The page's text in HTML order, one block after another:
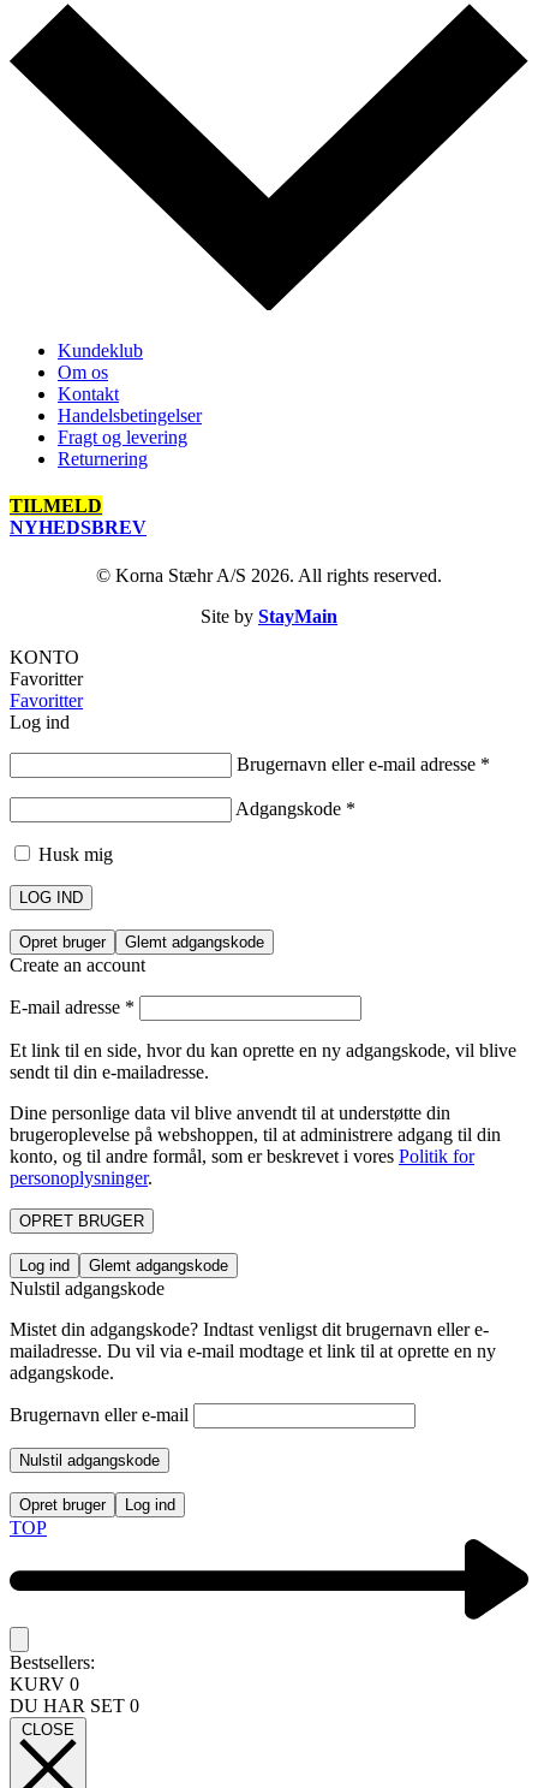
Kundeklub
Om os
Kontakt
Handelsbetingelser
Fragt og levering
Returnering
TILMELD
NYHEDSBREV
© Korna Stæhr A/S 2026. All rights reserved.
Site by StayMain
KONTO
Favoritter
Favoritter
Log ind
Brugernavn eller e-mail adresse *
Adgangskode *
Husk mig
LOG IND
Opret bruger Glemt adgangskode
Create an account
E-mail adresse *
Et link til en side, hvor du kan oprette en ny adgangskode, vil blive
sendt til din e-mailadresse.
Dine personlige data vil blive anvendt til at understøtte din
brugeroplevelse på webshoppen, til at administrere adgang til din
konto, og til andre formål, som er beskrevet i vores Politik for
personoplysninger.
OPRET BRUGER
Log ind Glemt adgangskode
Nulstil adgangskode
Mistet din adgangskode? Indtast venligst dit brugernavn eller e-
mailadresse. Du vil via e-mail modtage et link til at oprette en ny
adgangskode.
Brugernavn eller e-mail
Nulstil adgangskode
Opret bruger Log ind
TOP
Bestsellers:
KURV 0
DU HAR SET 0
CLOSE